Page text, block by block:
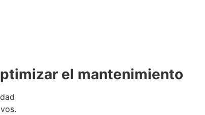
el mantenimiento